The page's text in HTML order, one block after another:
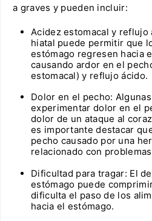
a graves y pueden incluir:
Acidez estomacal y reflujo
hiatal puede permitir que
estómago regresen hacia
causando ardor en el
estomacal) y reflujo ácido.
Dolor en el pecho:
experimentar dolor en el
dolor de un ataque al
es importante destacar
pecho causado por una
relacionado con
Dificultad para tragar: El
estómago puede
dificulta el paso de los
hacia el estómago.